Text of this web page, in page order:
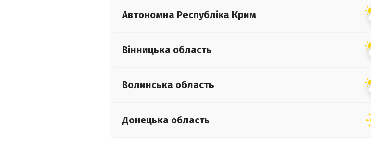
Автономна Республіка Крим
Вінницька область
Волинська область
Донецька область